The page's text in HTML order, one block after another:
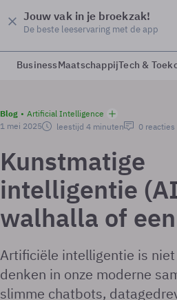
Jouw vak in je broekzak!
De beste leeservaring met de app
BusinessMaatschappijTech &
Blog
Artificial Intelligence
1 mei 2025
leestijd 4 minuten 0 reacties
Kunstmatige
intelligentie
walhalla of
Artificiële intelligentie is
denken in onze moderne
slimme chatbots,